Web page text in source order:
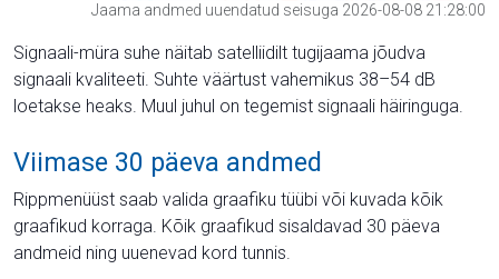
Jaama andmed uuendatud seisuga 2026-08-08 21:28:00
Signaali-müra suhe näitab satelliidilt tugijaama jõudva
signaali kvaliteeti. Suhte väärtust vahemikus 38–54 dB
loetakse heaks. Muul juhul on tegemist signaali häiringuga.
Viimase 30 päeva andmed
Rippmenüüst saab valida graafiku tüübi või kuvada kõik
graafikud korraga. Kõik graafikud sisaldavad 30 päeva
andmeid ning uuenevad kord tunnis.